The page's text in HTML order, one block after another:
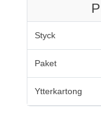
Styck
Paket
Ytterkartong